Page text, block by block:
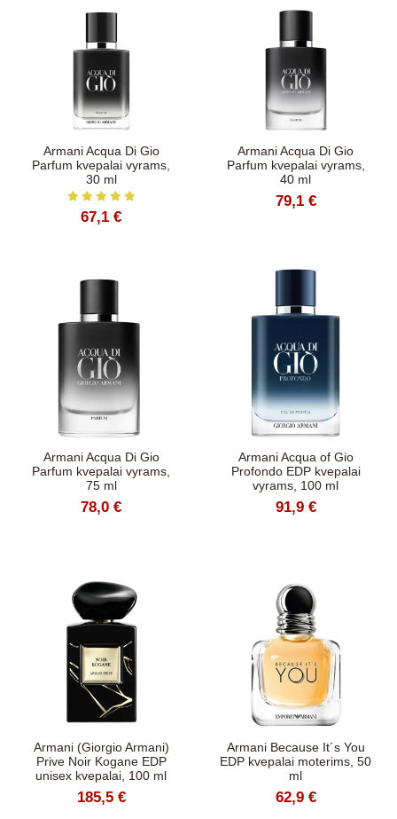
Armani Acqua Di Gio
Parfum kvepalai vyrams,
30 ml
67,1 €
Armani Acqua Di Gio
Parfum kvepalai vyrams,
40 ml
79,1 €
Armani Acqua Di Gio
Parfum kvepalai vyrams,
75 ml
78,0 €
Armani Acqua of Gio
Profondo EDP kvepalai
vyrams, 100 ml
91,9 €
Armani (Giorgio Armani)
Prive Noir Kogane EDP
unisex kvepalai, 100 ml
185,5 €
Armani Because It´s You
EDP kvepalai moterims, 50
ml
62,9 €